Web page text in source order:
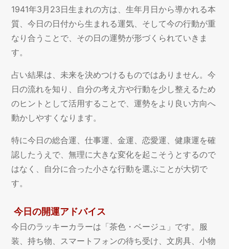
1941年3月23日生まれの方は、生年月日から導かれる本
質、今日の日付から生まれる運気、そして今の行動が重
なり合うことで、その日の運勢が形づくられていきま
す。
占い結果は、未来を決めつけるものではありません。今
日の流れを知り、自分の考え方や行動を少し整えるため
のヒントとして活用することで、運勢をより良い方向へ
動かしやすくなります。
特に今日の総合運、仕事運、金運、恋愛運、健康運を確
認したうえで、無理に大きな変化を起こそうとするので
はなく、自分に合った小さな行動を選ぶことが大切で
す。
今日の開運アドバイス
今日のラッキーカラーは「茶色・ベージュ」です。服
装、持ち物、スマートフォンの待ち受け、文房具、小物